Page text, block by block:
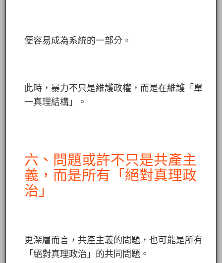
便容易成為系統的一部分。
此時，暴力不只是維護政權，而是在維護「單
一真理結構」。
六、問題或許不只是共產主
義，而是所有「絕對真理政
治」
更深層而言，共產主義的問題，也可能是所有
「絕對真理政治」的共同問題。